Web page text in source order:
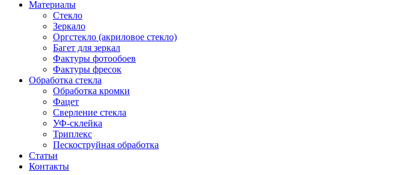
Материалы
Стекло
Зеркало
Оргстекло (акриловое стекло)
Багет для зеркал
Фактуры фотообоев
Фактуры фресок
Обработка стекла
Обработка кромки
Фацет
Сверление стекла
УФ-склейка
Триплекс
Пескоструйная обработка
Статьи
Контакты